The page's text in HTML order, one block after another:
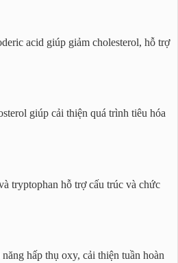
acid giúp giảm cholesterol, hỗ trợ
giúp cải thiện quá trình tiêu hóa
tryptophan hỗ trợ cấu trúc và chức
hấp thụ oxy, cải thiện tuần hoàn